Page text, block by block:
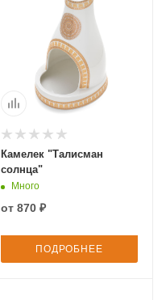
Камелек "Талисман
солнца"
Много
от 870 ₽
ПОДРОБНЕЕ